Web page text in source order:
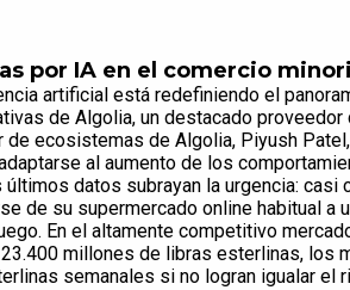
por IA en el comercio
artificial está redefiniendo el
de Algolia, un destacado proveedor
ecosistemas de Algolia, Piyush
al aumento de los
datos subrayan la urgencia: casi
de su supermercado online habitual a
En el altamente competitivo
millones de libras esterlinas, los
semanales si no logran igualar el